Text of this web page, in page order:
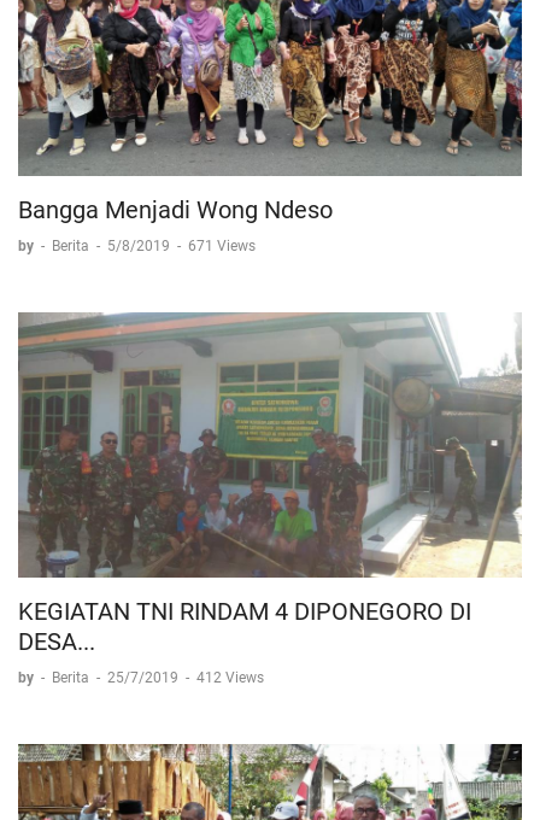
Bangga Menjadi Wong Ndeso
by - Berita - 5/8/2019 - 671 Views
KEGIATAN TNI RINDAM 4 DIPONEGORO DI
DESA...
by - Berita - 25/7/2019 - 412 Views